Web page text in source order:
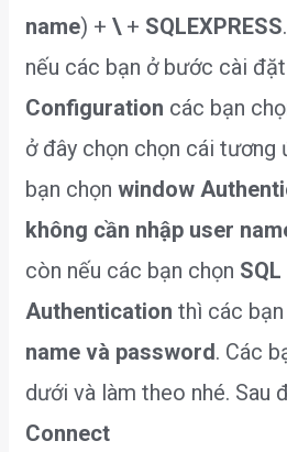
name) +\ + SQLEXPRESS
nếu các bạn ở bước cài đặt
Configuration các bạn
ở đây chọn chọn cái tương
bạn chọnwindow
không cần nhập user
còn nếu các bạn chọn
Authentication thì các bạn
name và password. Các
dưới và làm theo nhé. Sau
Connect